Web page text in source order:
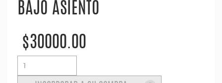
BAJO ASIENTO
$30000.00